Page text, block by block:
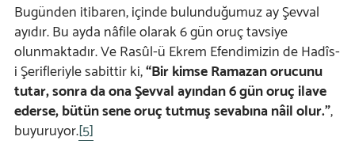
Bugünden itibaren, içinde bulunduğumuz ay Şevval
ayıdır. Bu ayda nâfile olarak 6 gün oruç tavsiye
olunmaktadır. Ve Rasûl-ü Ekrem Efendimizin de Hadîs-
i Şerifleriyle sabittir ki,“Bir kimse Ramazan orucunu
tutar, sonra da ona Şevval ayından 6 gün oruç ilave
ederse, bütün sene oruç tutmuş sevabına nâil olur.”,
buyuruyor.[5]